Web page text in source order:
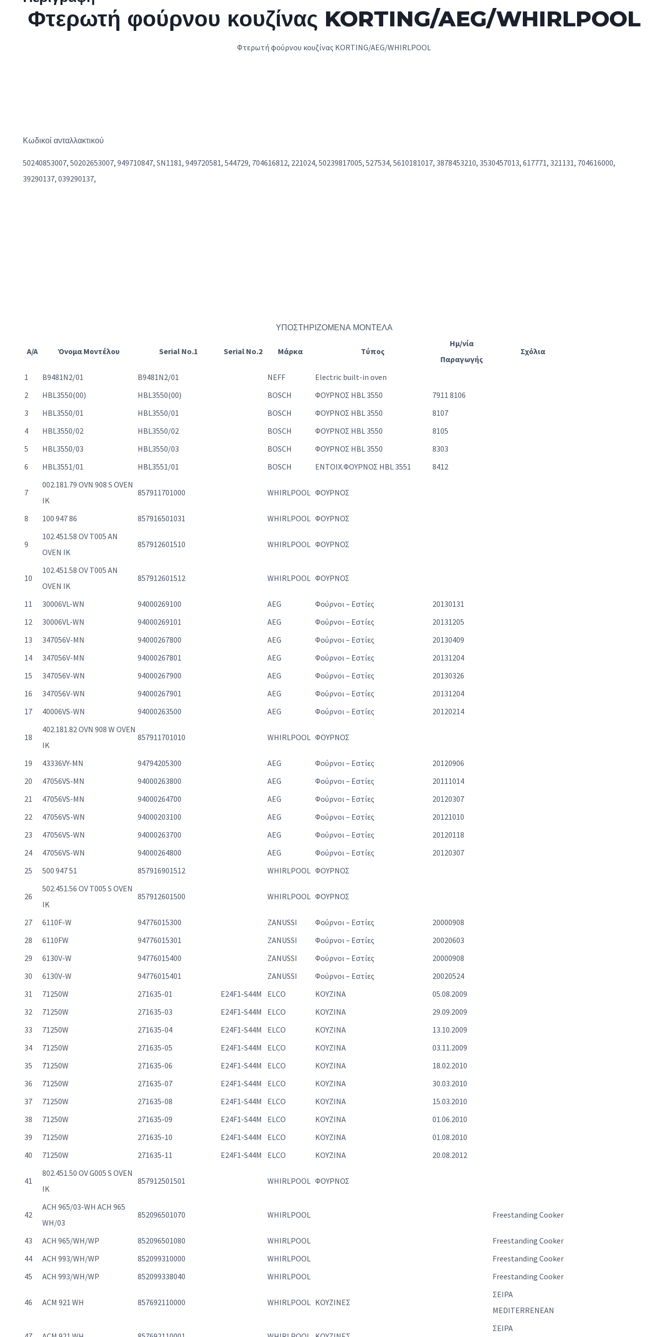
Φτερωτή φούρνου κουζίνας KORTING/AEG/WHIRLPOOL
Φτερωτή φούρνου κουζίνας KORTING/AEG/WHIRLPOOL
Κωδικοί ανταλλακτικού
50240853007, 50202653007, 949710847, SN1181, 949720581, 544729, 704616812, 221024, 50239817005, 527534, 5610181017, 3878453210, 3530457013, 617771, 321131, 704616000,
39290137, 039290137,
ΥΠΟΣΤΗΡΙΖΟΜΕΝΑ ΜΟΝΤΕΛΑ
A/A Όνομα Μοντέλου Serial No.1 Serial No.2 Μάρκα Τύπος
Ημ/νία
Παραγωγής
Σχόλια
1 B9481N2/01 B9481N2/01 NEFF
Electric built-in oven
2
HBL3550(00) HBL3550(00) BOSCH ΦΟΥΡΝΟΣ HBL 3550
7911 8106
3
HBL3550/01 HBL3550/01 BOSCH ΦΟΥΡΝΟΣ HBL 3550
8107
4
HBL3550/02 HBL3550/02 BOSCH ΦΟΥΡΝΟΣ HBL 3550
8105
5
HBL3550/03 HBL3550/03 BOSCH ΦΟΥΡΝΟΣ HBL 3550
8303
6
HBL3551/01 HBL3551/01 BOSCH ΕΝΤΟΙΧ.ΦΟΥΡΝΟΣ HBL 3551 8412
7
002.181.79 OVN 908 S OVEN
IK
857911701000 WHIRLPOOL ΦΟΥΡΝΟΣ
8 100 947 86 857916501031 WHIRLPOOL ΦΟΥΡΝΟΣ
9
102.451.58 OV T005 AN
OVEN IK
857912601510 WHIRLPOOL ΦΟΥΡΝΟΣ
10
102.451.58 OV T005 AN
OVEN IK
857912601512 WHIRLPOOL ΦΟΥΡΝΟΣ
11 30006VL-WN 94000269100 AEG Φούρνοι – Εστίες
20130131
12
30006VL-WN 94000269101 AEG Φούρνοι – Εστίες
20131205
13
347056V-MN 94000267800 AEG Φούρνοι – Εστίες
20130409
14
347056V-MN 94000267801 AEG Φούρνοι – Εστίες
20131204
15
347056V-WN 94000267900 AEG Φούρνοι – Εστίες
20130326
16
347056V-WN 94000267901 AEG Φούρνοι – Εστίες
20131204
17
40006VS-WN 94000263500 AEG Φούρνοι – Εστίες 20120214
18
402.181.82 OVN 908 W OVEN
IK
857911701010 WHIRLPOOL ΦΟΥΡΝΟΣ
19 43336VY-MN 94794205300 AEG Φούρνοι – Εστίες
20120906
20
47056VS-MN 94000263800 AEG Φούρνοι – Εστίες
20111014
21
47056VS-MN 94000264700 AEG Φούρνοι – Εστίες
20120307
22
47056VS-WN 94000203100 AEG Φούρνοι – Εστίες
20121010
23
47056VS-WN 94000263700 AEG Φούρνοι – Εστίες
20120118
24
47056VS-WN 94000264800 AEG Φούρνοι – Εστίες
20120307
25
500 947 51 857916901512 WHIRLPOOL ΦΟΥΡΝΟΣ
26
502.451.56 OV T005 S OVEN
IK
857912601500 WHIRLPOOL ΦΟΥΡΝΟΣ
27 6110F-W 94776015300 ZANUSSI Φούρνοι – Εστίες
20000908
28
6110FW 94776015301 ZANUSSI Φούρνοι – Εστίες
20020603
29
6130V-W 94776015400 ZANUSSI Φούρνοι – Εστίες
20000908
30
6130V-W 94776015401 ZANUSSI Φούρνοι – Εστίες
20020524
31
71250W 271635-01 E24F1-S44M ELCO ΚΟΥΖΙΝΑ
05.08.2009
32
71250W 271635-03 E24F1-S44M ELCO ΚΟΥΖΙΝΑ
29.09.2009
33
71250W 271635-04 E24F1-S44M ELCO ΚΟΥΖΙΝΑ
13.10.2009
34
71250W 271635-05 E24F1-S44M ELCO ΚΟΥΖΙΝΑ
03.11.2009
35
71250W 271635-06 E24F1-S44M ELCO ΚΟΥΖΙΝΑ
18.02.2010
36
71250W 271635-07 E24F1-S44M ELCO ΚΟΥΖΙΝΑ
30.03.2010
37
71250W 271635-08 E24F1-S44M ELCO ΚΟΥΖΙΝΑ
15.03.2010
38
71250W 271635-09 E24F1-S44M ELCO ΚΟΥΖΙΝΑ
01.06.2010
39
71250W 271635-10 E24F1-S44M ELCO ΚΟΥΖΙΝΑ
01.08.2010
40
71250W 271635-11 E24F1-S44M ELCO ΚΟΥΖΙΝΑ 20.08.2012
41
802.451.50 OV G005 S OVEN
IK
857912501501 WHIRLPOOL ΦΟΥΡΝΟΣ
42
ACH 965/03-WH ACH 965
WH/03
852096501070 WHIRLPOOL Freestanding Cooker
43 ACH 965/WH/WP 852096501080 WHIRLPOOL
Freestanding Cooker
44
ACH 993/WH/WP 852099310000 WHIRLPOOL
Freestanding Cooker
45
ACH 993/WH/WP 852099338040 WHIRLPOOL Freestanding Cooker
46 ACM 921 WH 857692110000 WHIRLPOOL ΚΟΥΖΙΝΕΣ
ΣΕΙΡΑ
MEDITERRENEAN
ΣΕΙΡΑ